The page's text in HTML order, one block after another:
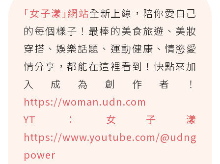
｢女子漾｣網站全新上線，陪你愛自己
的每個樣子！最棒的美食旅遊、美妝
穿搭、娛樂話題、運動健康、情慾愛
情分享，都能在這裡看到！快點來加
入成為創作者！
https://woman.udn.com
YT：女子漾
https://www.youtube.com/@udng
power